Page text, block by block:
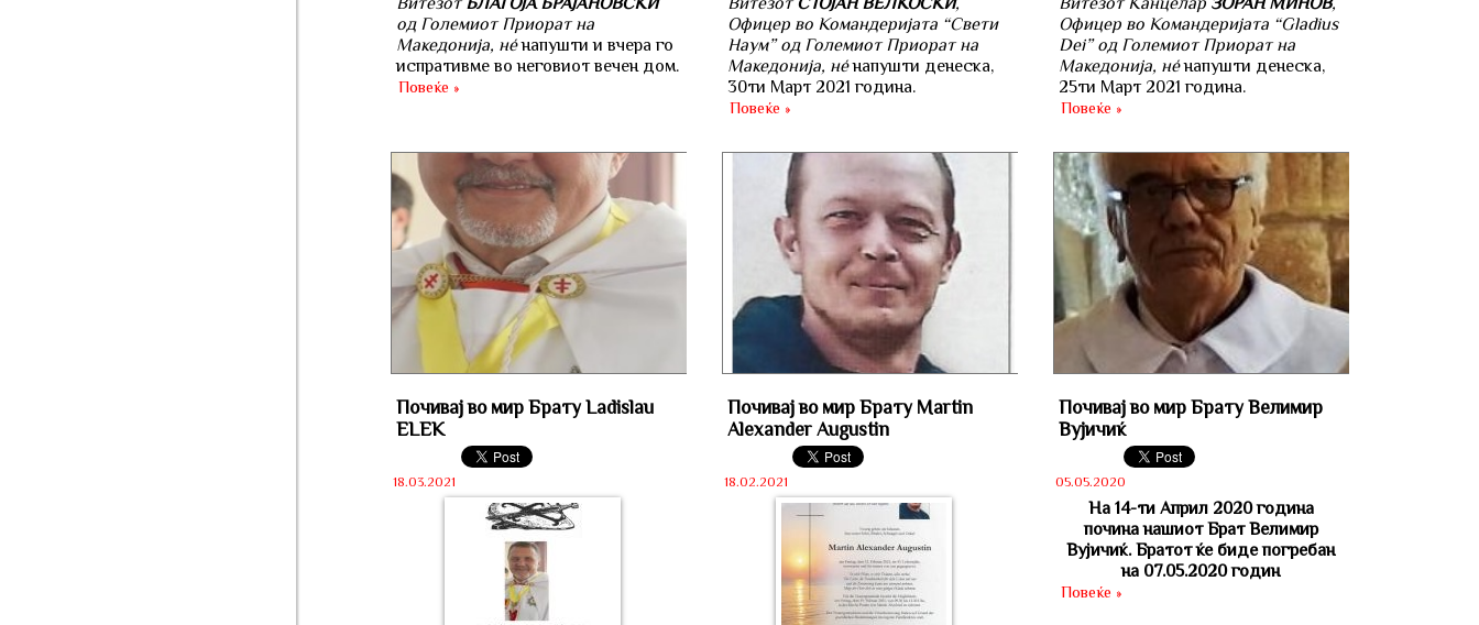
од Големиот Приорат на
Македонија, нéнапушти и вчера го
испративме во неговиот вечен дом.
Повеќе »
Офицер во Командеријата “Свети
Наум” од Големиот Приорат на
Македонија, нéнапушти денеска,
30ти Март 2021 година.
Повеќе »
Офицер во Командеријата “Gladius
Dei” од Големиот Приорат на
Македонија, нéнапушти денеска,
25ти Март 2021 година.
Повеќе »
Почивај во мир Брату Ladislau
ELEK
18.03.2021
Почивај во мир Брату Martin
Alexander Augustin
18.02.2021
Почивај во мир Брату Велимир
Вујичиќ
05.05.2020
На 14-ти Април 2020 година
почина нашиот БратВелимир
Вујичиќ. Братот ќе биде погребан
на 07.05.2020 годин
Повеќе »